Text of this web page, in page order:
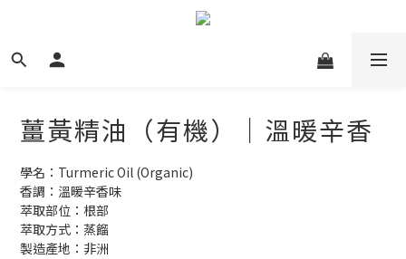
薑黃精油（有機）｜溫暖辛香
學名：Turmeric Oil (Organic)
香調：溫暖辛香味
萃取部位：根部
萃取方式：蒸餾
製造產地：非洲